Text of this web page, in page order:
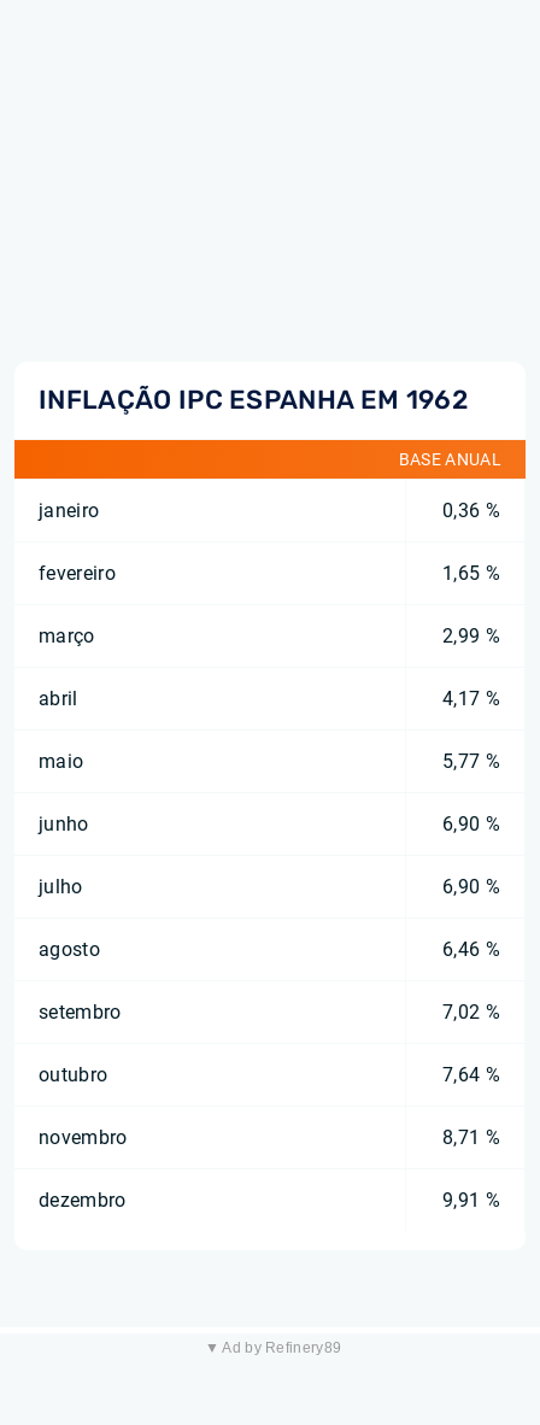
INFLAÇÃO IPC ESPANHA EM 1962
BASE ANUAL
janeiro 0,36 %
fevereiro 1,65 %
março 2,99 %
abril 4,17 %
maio 5,77 %
junho 6,90 %
julho 6,90 %
agosto 6,46 %
setembro 7,02 %
outubro 7,64 %
novembro 8,71 %
dezembro 9,91 %
▼ Ad by Refinery89